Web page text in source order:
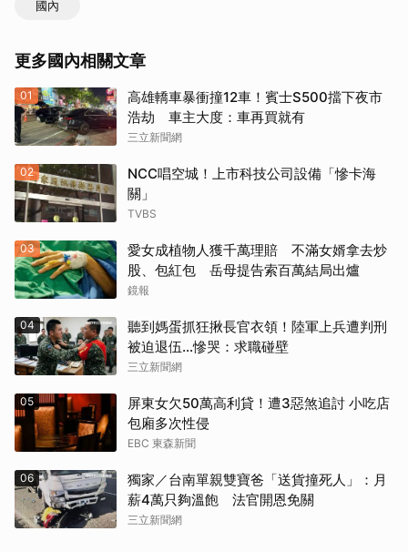
國內
更多國內相關文章
01
高雄轎車暴衝撞12車！賓士S500擋下夜市
浩劫 車主大度：車再買就有
三立新聞網
02
NCC唱空城！上市科技公司設備「慘卡海
關」
TVBS
03
愛女成植物人獲千萬理賠 不滿女婿拿去炒
股、包紅包 岳母提告索百萬結局出爐
鏡報
04
聽到媽蛋抓狂揪長官衣領！陸軍上兵遭判刑
被迫退伍…慘哭：求職碰壁
三立新聞網
05
屏東女欠50萬高利貸！遭3惡煞追討 小吃店
包廂多次性侵
EBC 東森新聞
06
獨家／台南單親雙寶爸「送貨撞死人」：月
薪4萬只夠溫飽 法官開恩免關
三立新聞網